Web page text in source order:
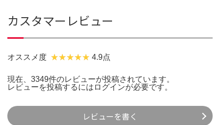
カスタマーレビュー
オススメ度 4.9点
現在、3349件のレビューが投稿されています。
レビューを投稿するには ログインが必要です。
レビューを書く